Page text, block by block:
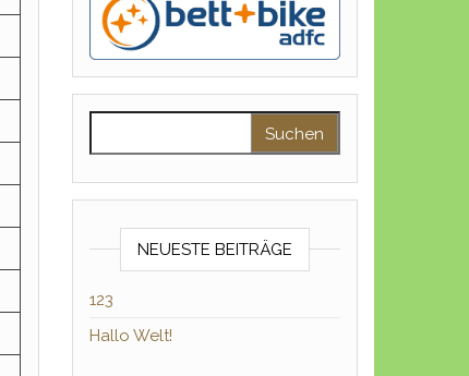
NEUESTE BEITRÄGE
123
Hallo Welt!